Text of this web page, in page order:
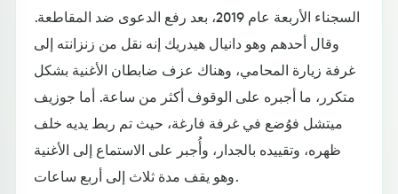
السجناء الأربعة عام 2019، بعد رفع الدعوى ضد المقاطعة.
وقال أحدهم وهو دانيال هيدريك إنه نقل من زنزانته إلى
غرفة زيارة المحامي، وهناك عزف ضابطان الأغنية بشكل
متكرر، ما أجبره على الوقوف أكثر من ساعة. أما جوزيف
ميتشل فوُضع في غرفة فارغة، حيث تم ربط يديه خلف
ظهره، وتقييده بالجدار، وأُجبر على الاستماع إلى الأغنية
وهو يقف مدة ثلاث إلى أربع ساعات.